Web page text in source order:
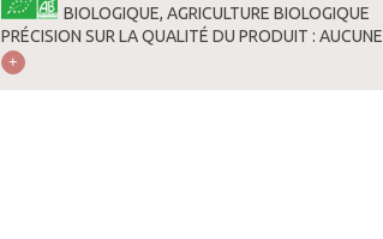
BIOLOGIQUE, AGRICULTURE BIOLOGIQUE
PRÉCISION SUR LA QUALITÉ DU PRODUIT : AUCUNE